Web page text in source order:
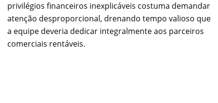
privilégios financeiros inexplicáveis costuma demandar
atenção desproporcional, drenando tempo valioso que
a equipe deveria dedicar integralmente aos parceiros
comerciais rentáveis.